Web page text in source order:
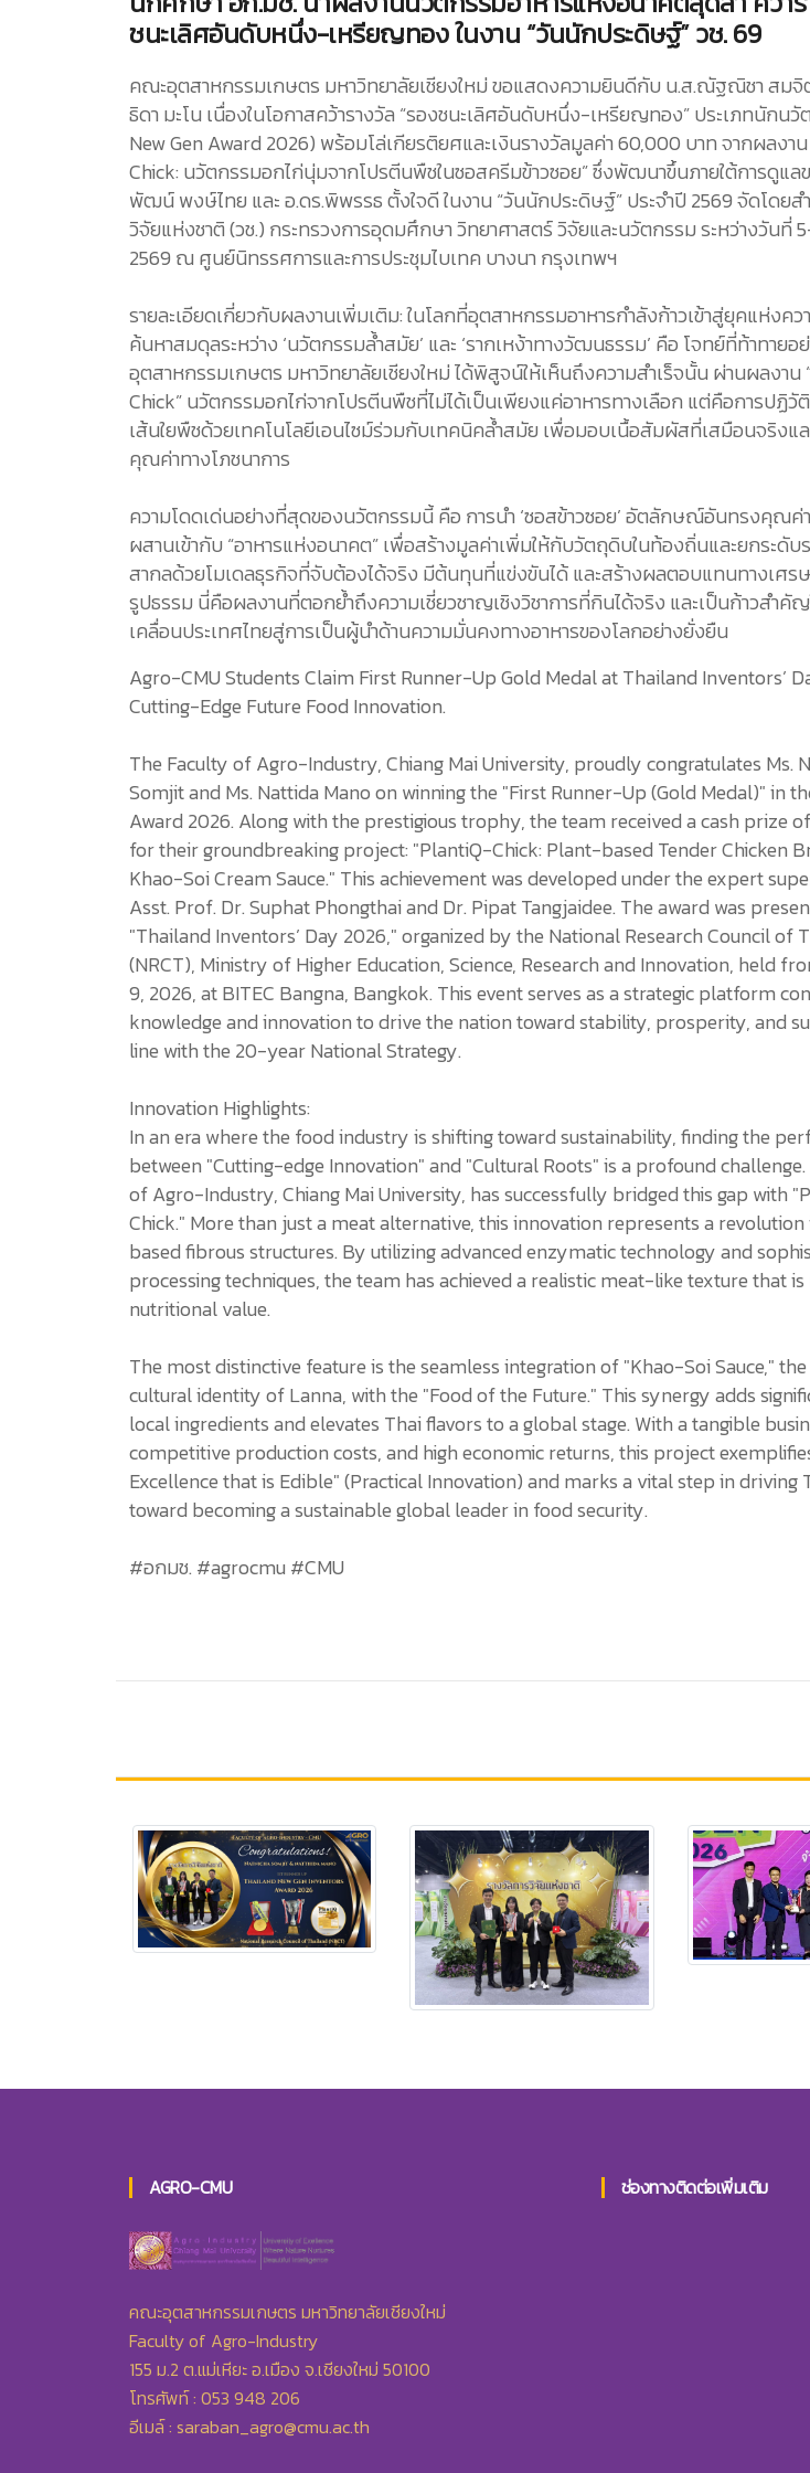
ชนะเลิศอันดับหนึ่ง-เหรียญทอง ในงาน “วันนักประดิษฐ์” วช. 69
คณะอุตสาหกรรมเกษตร มหาวิทยาลัยเชียงใหม่ ขอแสดงความยินดีกับ น.ส.ณัฐณิชา สม
ธิดา มะโน เนื่องในโอกาสคว้ารางวัล “รองชนะเลิศอันดับหนึ่ง-เหรียญทอง” ประเภทนักนวั
New Gen Award 2026) พร้อมโล่เกียรติยศและเงินรางวัลมูลค่า 60,000 บาท จากผลงา
Chick: นวัตกรรมอกไก่นุ่มจากโปรตีนพืชในซอสครีมข้าวซอย” ซึ่งพัฒนาขึ้นภายใต้การดูแล
พัฒน์ พงษ์ไทย และ อ.ดร.พิพรรธ ตั้งใจดี ในงาน “วันนักประดิษฐ์” ประจำปี 2569 จัดโดยสํ
วิจัยแห่งชาติ (วช.) กระทรวงการอุดมศึกษา วิทยาศาสตร์ วิจัยและนวัตกรรม ระหว่างวันที่
2569 ณ ศูนย์นิทรรศการและการประชุมไบเทค บางนา กรุงเทพฯ
รายละเอียดเกี่ยวกับผลงานเพิ่มเติม: ในโลกที่อุตสาหกรรมอาหารกำลังก้าวเข้าสู่ยุคแห่งค
ค้นหาสมดุลระหว่าง ‘นวัตกรรมล้ำสมัย’ และ ‘รากเหง้าทางวัฒนธรรม’ คือ โจทย์ที่ท้าทาย
อุตสาหกรรมเกษตร มหาวิทยาลัยเชียงใหม่ ได้พิสูจน์ให้เห็นถึงความสำเร็จนั้น ผ่านผลงาน
Chick” นวัตกรรมอกไก่จากโปรตีนพืชที่ไม่ได้เป็นเพียงแค่อาหารทางเลือก แต่คือการปฏิวั
เส้นใยพืชด้วยเทคโนโลยีเอนไซม์ร่วมกับเทคนิคล้ำสมัย เพื่อมอบเนื้อสัมผัสที่เสมือนจริงแ
คุณค่าทางโภชนาการ
ความโดดเด่นอย่างที่สุดของนวัตกรรมนี้ คือ การนำ ‘ซอสข้าวซอย’ อัตลักษณ์อันทรงคุณค่
ผสานเข้ากับ “อาหารแห่งอนาคต” เพื่อสร้างมูลค่าเพิ่มให้กับวัตถุดิบในท้องถิ่นและยกระดับ
สากลด้วยโมเดลธุรกิจที่จับต้องได้จริง มีต้นทุนที่แข่งขันได้ และสร้างผลตอบแทนทางเศร
รูปธรรม นี่คือผลงานที่ตอกย้ำถึงความเชี่ยวชาญเชิงวิชาการที่กินได้จริง และเป็นก้าวสำคั
เคลื่อนประเทศไทยสู่การเป็นผู้นำด้านความมั่นคงทางอาหารของโลกอย่างยั่งยืน
Agro-CMU Students Claim First Runner-Up Gold Medal at Thailand Inventors’
Cutting-Edge Future Food Innovation.
The Faculty of Agro-Industry, Chiang Mai University, proudly congratulates Ms.
Somjit and Ms. Nattida Mano on winning the "First Runner-Up (Gold Medal)" in
Award 2026. Along with the prestigious trophy, the team received a cash prize
for their groundbreaking project: "PlantiQ-Chick: Plant-based Tender Chicken
Khao-Soi Cream Sauce." This achievement was developed under the expert
Asst. Prof. Dr. Suphat Phongthai and Dr. Pipat Tangjaidee. The award was
"Thailand Inventors’ Day 2026," organized by the National Research Council of
(NRCT), Ministry of Higher Education, Science, Research and Innovation, held
9, 2026, at BITEC Bangna, Bangkok. This event serves as a strategic platform
knowledge and innovation to drive the nation toward stability, prosperity, and
line with the 20-year National Strategy.
Innovation Highlights:
In an era where the food industry is shifting toward sustainability, finding the
between "Cutting-edge Innovation" and "Cultural Roots" is a profound
of Agro-Industry, Chiang Mai University, has successfully bridged this gap with
Chick." More than just a meat alternative, this innovation represents a
based fibrous structures. By utilizing advanced enzymatic technology and
processing techniques, the team has achieved a realistic meat-like texture that
nutritional value.
The most distinctive feature is the seamless integration of "Khao-Soi Sauce,"
cultural identity of Lanna, with the "Food of the Future." This synergy adds
local ingredients and elevates Thai flavors to a global stage. With a tangible
competitive production costs, and high economic returns, this project
Excellence that is Edible" (Practical Innovation) and marks a vital step in driving
toward becoming a sustainable global leader in food security.
#อกมช. #agrocmu #CMU
AGRO-CMU
คณะอุตสาหกรรมเกษตร มหาวิทยาลัยเชียงใหม่
Faculty of Agro-Industry
155 ม.2 ต.แม่เหียะ อ.เมือง จ.เชียงใหม่ 50100
โทรศัพท์ : 053 948 206
อีเมล์ : saraban_agro@cmu.ac.th
ช่องทางติดต่อเพิ่มเติม